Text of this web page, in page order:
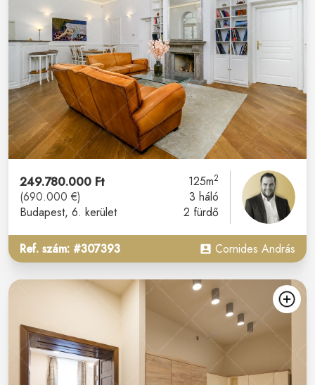
249.780.000 Ft
(690.000 €)
Budapest, 6. kerület
125m2
3 háló
2 fürdő
Ref. szám: #307393 Cornides András